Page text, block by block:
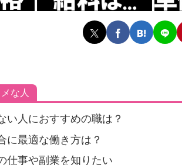
な人
い人におすすめの職は？
に最適な働き方は？
仕事や副業を知りたい